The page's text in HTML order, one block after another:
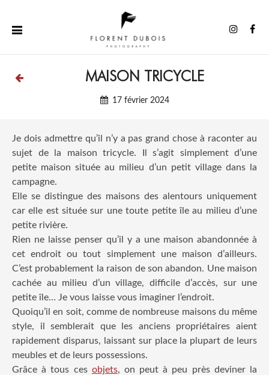
MAISON TRICYCLE
17 février 2024
Je dois admettre qu’il n’y a pas grand chose à raconter au
sujet de la maison tricycle. Il s’agit simplement d’une
petite maison située au milieu d’un petit village dans la
campagne.
Elle se distingue des maisons des alentours uniquement
car elle est située sur une toute petite île au milieu d’une
petite rivière.
Rien ne laisse penser qu’il y a une maison abandonnée à
cet endroit ou tout simplement une maison d’ailleurs.
C’est probablement la raison de son abandon. Une maison
cachée au milieu d’un village, difficile d’accès, sur une
petite île… Je vous laisse vous imaginer l’endroit.
Quoiqu’il en soit, comme de nombreuse maisons du même
style, il semblerait que les anciens propriétaires aient
rapidement disparus, laissant sur place la plupart de leurs
meubles et de leurs possessions.
Grâce à tous ces objets, on peut à peu près deviner la